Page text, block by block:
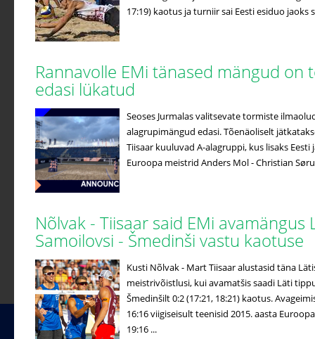
17:19) kaotus ja turniir sai Eesti esiduo jaoks
Rannavolle EMi tänased mängud on
edasi lükatud
Seoses Jurmalas valitsevate tormiste
alagrupimängud edasi. Tõenäoliselt
Tiisaar kuuluvad A-alagruppi, kus lisaks
Euroopa meistrid Anders Mol - Christian
Nõlvak - Tiisaar said EMi avamängus
Samoilovsi - Šmedinši vastu kaotuse
Kusti Nõlvak - Mart Tiisaar alustasid täna
meistrivõistlusi, kui avamatšis saadi Läti
Šmedinšilt 0:2 (17:21, 18:21) kaotus.
16:16 viigiseisult teenisid 2015. aasta
19:16 ...